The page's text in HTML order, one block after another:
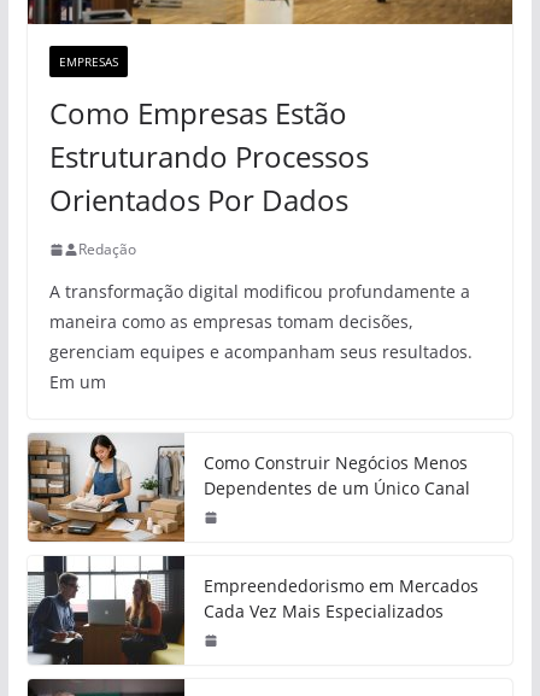
EMPRESAS
Como Empresas Estão
Estruturando Processos
Orientados Por Dados
Redação
A transformação digital modificou profundamente a
maneira como as empresas tomam decisões,
gerenciam equipes e acompanham seus resultados.
Em um
Como Construir Negócios Menos
Dependentes de um Único Canal
Empreendedorismo em Mercados
Cada Vez Mais Especializados